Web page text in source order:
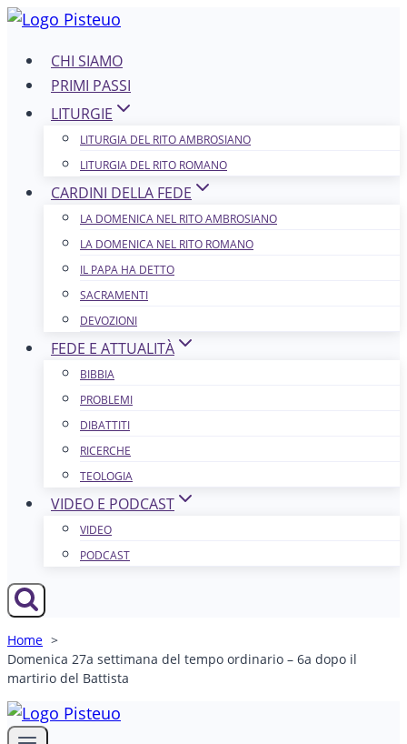
Salta
contenutoCHI SIAMO
PRIMI PASSI
LITURGIE
LITURGIA DEL RITO AMBROSIANO
LITURGIA DEL RITO ROMANO
CARDINI DELLA FEDE
LA DOMENICA NEL R​​​​​​ITO AMBROSIANO
LA DOMENICA NEL RITO ROMANO
IL PAPA HA DETTO
SACRAMENTI
DEVOZIONI
FEDE E ATTUALITÀ
BIBBIA
PROBLEMI
DIBATTITI
RICERCHE
TEOLOGIA
VIDEO E PODCAST
VIDEO
PODCAST
Home
Domenica 27a settimana del tempo ordinario – 6a dopo il
martirio del Battista